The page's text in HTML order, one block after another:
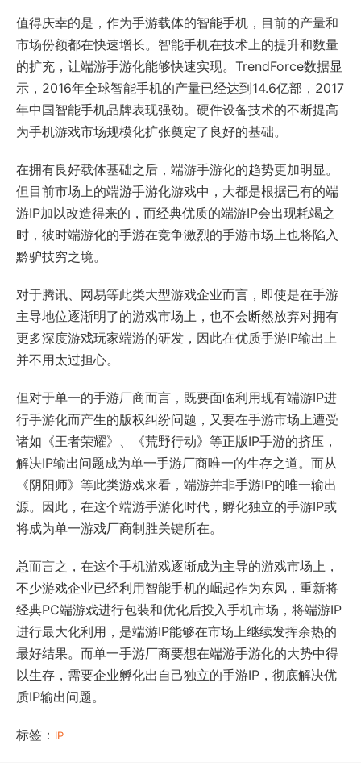
值得庆幸的是，作为手游载体的智能手机，目前的产量和
市场份额都在快速增长。智能手机在技术上的提升和数量
的扩充，让端游手游化能够快速实现。TrendForce数据显
示，2016年全球智能手机的产量已经达到14.6亿部，2017
年中国智能手机品牌表现强劲。硬件设备技术的不断提高
为手机游戏市场规模化扩张奠定了良好的基础。
在拥有良好载体基础之后，端游手游化的趋势更加明显。
但目前市场上的端游手游化游戏中，大都是根据已有的端
游IP加以改造得来的，而经典优质的端游IP会出现耗竭之
时，彼时端游化的手游在竞争激烈的手游市场上也将陷入
黔驴技穷之境。
对于腾讯、网易等此类大型游戏企业而言，即使是在手游
主导地位逐渐明了的游戏市场上，也不会断然放弃对拥有
更多深度游戏玩家端游的研发，因此在优质手游IP输出上
并不用太过担心。
但对于单一的手游厂商而言，既要面临利用现有端游IP进
行手游化而产生的版权纠纷问题，又要在手游市场上遭受
诸如《王者荣耀》、《荒野行动》等正版IP手游的挤压，
解决IP输出问题成为单一手游厂商唯一的生存之道。而从
《阴阳师》等此类游戏来看，端游并非手游IP的唯一输出
源。因此，在这个端游手游化时代，孵化独立的手游IP或
将成为单一游戏厂商制胜关键所在。
总而言之，在这个手机游戏逐渐成为主导的游戏市场上，
不少游戏企业已经利用智能手机的崛起作为东风，重新将
经典PC端游戏进行包装和优化后投入手机市场，将端游IP
进行最大化利用，是端游IP能够在市场上继续发挥余热的
最好结果。而单一手游厂商要想在端游手游化的大势中得
以生存，需要企业孵化出自己独立的手游IP，彻底解决优
质IP输出问题。
标签： IP